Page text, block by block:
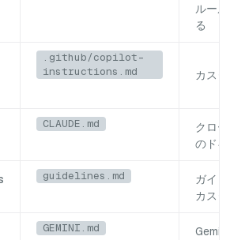
ルールを
る
.github/copilot-
instructions.md
カスタム
CLAUDE.md
クロード
のドキュ
guidelines.md
ガイドラ
カスタマ
GEMINI.md
Gemini